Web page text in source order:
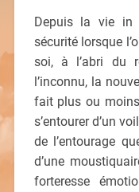
Depuis la vie in
sécurité lorsque
soi, à l’abri du
l’inconnu, la
fait plus ou
s’entourer d’un
de l’entourage
d’une
forteresse